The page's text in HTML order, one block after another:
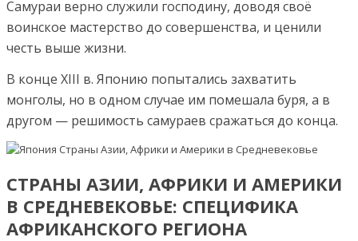
Самураи верно служили господину, доводя своё
воинское мастерство до совершенства, и ценили
честь выше жизни.
В конце XIII в. Японию попытались захватить
монголы, но в одном случае им помешала буря, а в
другом — решимость самураев сражаться до конца.
СТРАНЫ АЗИИ, АФРИКИ И АМЕРИКИ
В СРЕДНЕВЕКОВЬЕ: СПЕЦИФИКА
АФРИКАНСКОГО РЕГИОНА